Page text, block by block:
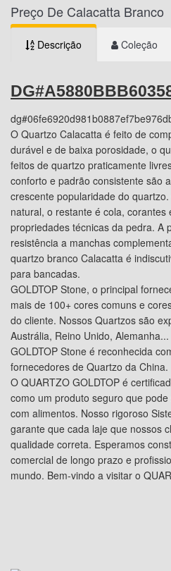
Preço De Calacatta Branco
Descrição Coleção
O Quartzo Calacatta é feito de
durável e de baixa porosidade, o
feitos de quartzo praticamente
conforto e padrão consistente são
crescente popularidade do
natural, o restante é cola,
propriedades técnicas da pedra. A
resistência a manchas
quartzo branco Calacatta é
para bancadas.
GOLDTOP Stone, o principal
mais de 100+ cores comuns e
do cliente. Nossos Quartzos são
Austrália, Reino Unido,
GOLDTOP Stone é reconhecida
fornecedores de Quartzo da China.
O QUARTZO GOLDTOP é
como um produto seguro que
com alimentos. Nosso rigoroso
garante que cada laje que nossos
qualidade correta. Esperamos
comercial de longo prazo e
mundo. Bem-vindo a visitar o